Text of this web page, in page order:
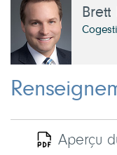
Brett
Aperçu